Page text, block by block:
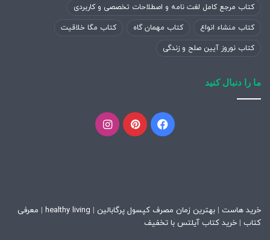
کتاب مرجع کامل لغت نامه و اصطلاحات تخصصی و کاربردی
کتاب منشاء انواع کتاب مهمان گاه کتاب مگا خلاقیت
کتاب نوروز آیین صلح و زندگی
ما را دنبال کنید
فیسبوکپینتریستاینستاگرام
خرید هاست | بهترین زمان مصرف کپسول پرگابالین |
healthy living
| معرفی
کتاب | خرید کتاب آیلتس با تخفیف